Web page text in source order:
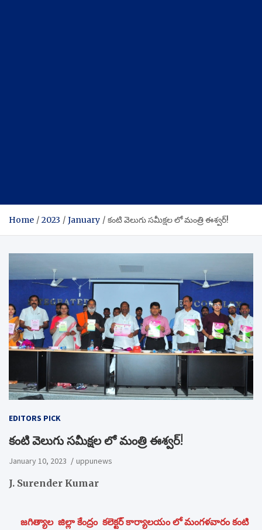
Home 2023 January కంటి వెలుగు సమీక్షల లో మంత్రి ఈశ్వర్!
EDITORS PICK
కంటి వెలుగు సమీక్షల లో మంత్రి ఈశ్వర్!
January 10, 2023 uppunews
J. Surender Kumar
జగిత్యాల జిల్లా కేంద్రం కలెక్టర్ కార్యాలయం లో మంగళవారం కంటి